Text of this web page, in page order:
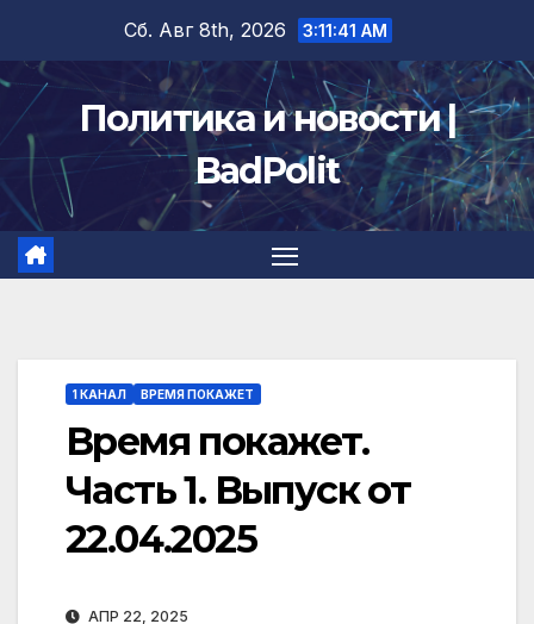
содержимому
Сб. Авг 8th, 2026 3:11:41 AM
Политика и новости |
BadPolit
1 КАНАЛ ВРЕМЯ ПОКАЖЕТ
Время покажет.
Часть 1. Выпуск от
22.04.2025
АПР 22, 2025